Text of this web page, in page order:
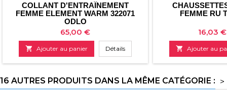
COLLANT D'ENTRAÎNEMENT
FEMME ELEMENT WARM 322071
ODLO
Prix
65,00 €
 Ajouter au panier Détails
FEMME RU
Prix
16,03 €
 Ajouter au
16 AUTRES PRODUITS DANS LA MÊME CATÉGORIE : >